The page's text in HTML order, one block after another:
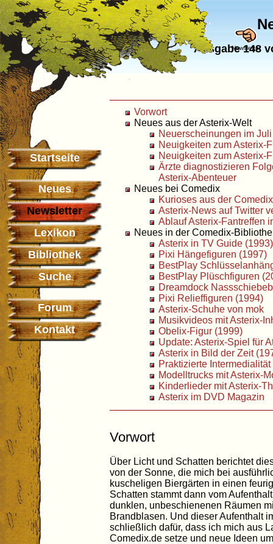
Newsletter
Ausgabe 148
Startseite
Neues
Newsletter
Lexikon
Bibliothek
Suche
Forum
Kontakt
Vorwort
Neues aus der Asterix-Welt
Neuerscheinungen im Juli
Neuigkeiten zum Asterix-
Neuigkeiten zum Asterix-
Ärzte diagnostizieren
Asterix-Abenteuer
Neues bei Comedix
Kurioses aus der
Asterix-News auf Twitter
Ablauf Asterix-Fantreffen
Neues in der Comedix-
Asterix in TV Guide (1993)
Pixi Hängefiguren (1997)
BestPlay
BestPlay Plüschfiguren
Dreamdock
Pixi Relieffiguren (1994)
Asterix-Schuhe von mok
Musikvideos mit Asterix-
Obelix-Figur (1999)
Update: Asterix-Spiel für
Asterix in Bild der Zeit
Praktizierte Intermedialität
Modelltrucks mit Asterix-
Kinderlieder mit Asterix-
Asterix im DVD Magazin
Vorwort
Über Licht und Schatten berichtet
von der Sonne, die mich bei
kuscheligen Biergärten in einen
Schatten stammt dann vom
dunklen, unbeschienenen Räumen
Brandblasen. Und dieser Aufenthalt
schließlich dafür, dass ich mich aus
Comedix.de setze und neue Ideen